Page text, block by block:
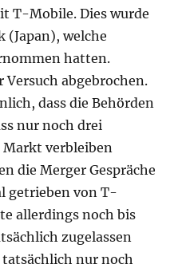
T-Mobile. Dies wurde
(Japan), welche
hatten.
Versuch abgebrochen.
dass die Behörden
nur noch drei
verbleiben
die Merger Gespräche
getrieben von T-
allerdings noch bis
zugelassen
nur noch